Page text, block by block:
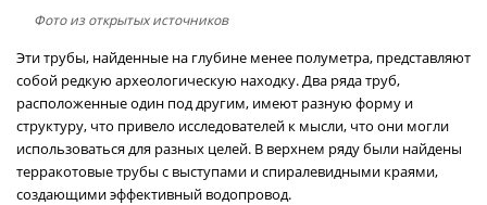
Фото из открытых источников
Эти трубы, найденные на глубине менее полуметра, представляют
собой редкую археологическую находку. Два ряда труб,
расположенные один под другим, имеют разную форму и
структуру, что привело исследователей к мысли, что они могли
использоваться для разных целей. В верхнем ряду были найдены
терракотовые трубы с выступами и спиралевидными краями,
создающими эффективный водопровод.